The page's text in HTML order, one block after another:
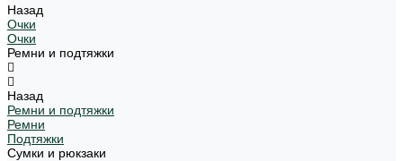
Назад
Очки
Очки
Ремни и подтяжки
Назад
Ремни и подтяжки
Ремни
Подтяжки
Сумки и рюкзаки